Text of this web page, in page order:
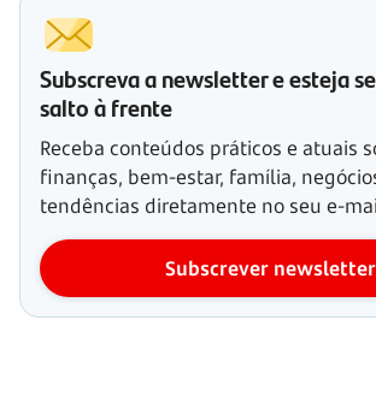
Subscreva a newsletter e esteja
salto à frente
Receba conteúdos práticos e atuais
finanças, bem-estar, família,
tendências diretamente no seu e-
Subscrever newsletter